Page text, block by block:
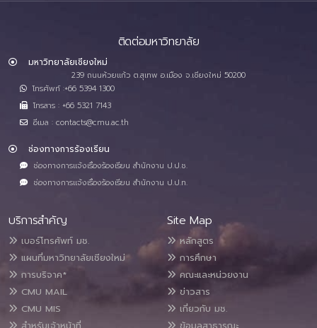
ติดต่อมหาวิทยาลัย
มหาวิทยาลัยเชียงใหม่
239 ถนนห้วยแก้ว ต.สุเทพ อ.เมือง จ.เชียงใหม่ 50200
โทรศัพท์ :+66 5394 1300
โทรสาร : +66 5321 7143
อีเมล : contacts@cmu.ac.th
ช่องทางการร้องเรียน
ช่องทางการแจ้งเรื่องร้องเรียน สำนักงาน ป.ป.ช.
ช่องทางการแจ้งเรื่องร้องเรียน สำนักงาน ป.ป.ท.
บริการสำคัญ
เบอร์โทรศัพท์ มช.
แผนที่มหาวิทยาลัยเชียงใหม่
การบริจาค*
CMU MAIL
CMU MIS
Site Map
หลักสูตร
การศึกษา
คณะและหน่วยงาน
ข่าวสาร
เกี่ยวกับ มช.